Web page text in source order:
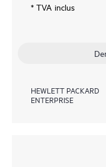
* TVA inclus
HEWLETT PACKARD
ENTERPRISE